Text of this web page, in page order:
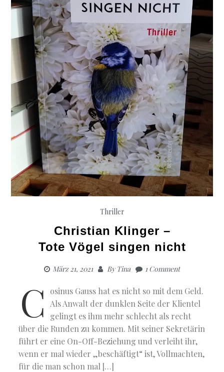
Thriller
Christian Klinger –
Tote Vögel singen nicht
März 21, 2021 ByTina 1 Comment
C
osinus Gauss hat es nicht so mit dem Geld.
Als Anwalt der dunklen Seite der Klientel
gelingt es ihm mehr schlecht als recht
über die Runden zu kommen. Mit seiner Sekretärin
führt er eine On-Off-Beziehung und verleiht ihr,
wenn er mal wieder „beschäftigt“ ist, Vollmachten,
für die man schon mal […]